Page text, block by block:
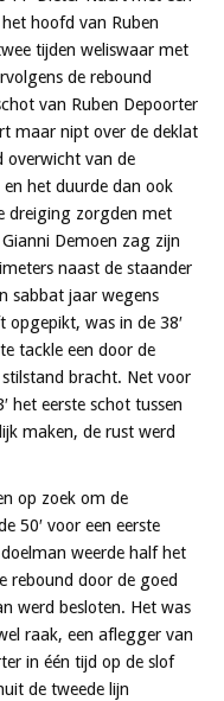
hoofd van Ruben
tijden weliswaar met
de rebound
van Ruben Depoorter
maar nipt over de deklat
overwicht van de
en het duurde dan ook
dreiging zorgden met
Demoen zag zijn
naast de staander
sabbat jaar wegens
was in de 38′
tackle een door de
bracht. Net voor
het eerste schot tussen
maken, de rust werd
op zoek om de
50′ voor een eerste
weerde half het
rebound door de goed
werd besloten. Het was
raak, een aflegger van
in één tijd op de slof
de tweede lijn